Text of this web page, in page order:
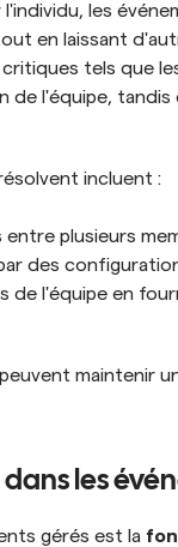
les
en laissant
tels que
de l'équipe, tandis
incluent :
plusieurs
des
de l'équipe en
maintenir
les
gérés est la